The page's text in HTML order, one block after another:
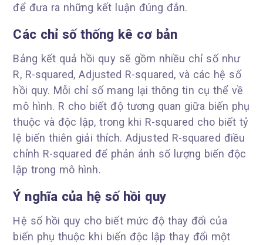
để đưa ra những kết luận đúng đắn.
Các chỉ số thống kê cơ bản
Bảng kết quả hồi quy sẽ gồm nhiều chỉ số như
R, R-squared, Adjusted R-squared, và các hệ số
hồi quy. Mỗi chỉ số mang lại thông tin cụ thể về
mô hình. R cho biết độ tương quan giữa biến phụ
thuộc và độc lập, trong khi R-squared cho biết tỷ
lệ biến thiên giải thích. Adjusted R-squared điều
chỉnh R-squared để phản ánh số lượng biến độc
lập trong mô hình.
Ý nghĩa của hệ số hồi quy
Hệ số hồi quy cho biết mức độ thay đổi của
biến phụ thuộc khi biến độc lập thay đổi một